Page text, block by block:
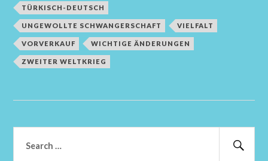
TÜRKISCH-DEUTSCH
UNGEWOLLTE SCHWANGERSCHAFT VIELFALT
VORVERKAUF WICHTIGE ÄNDERUNGEN
ZWEITER WELTKRIEG
nach: